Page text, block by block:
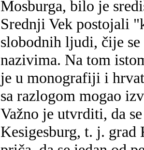
Mosburga, bilo je
Srednji Vek postojali
slobodnih ljudi, čije
nazivima. Na tom
je u monografiji i
sa razlogom mogao
Važno je utvrditi, da
Kesigesburg, t. j. grad